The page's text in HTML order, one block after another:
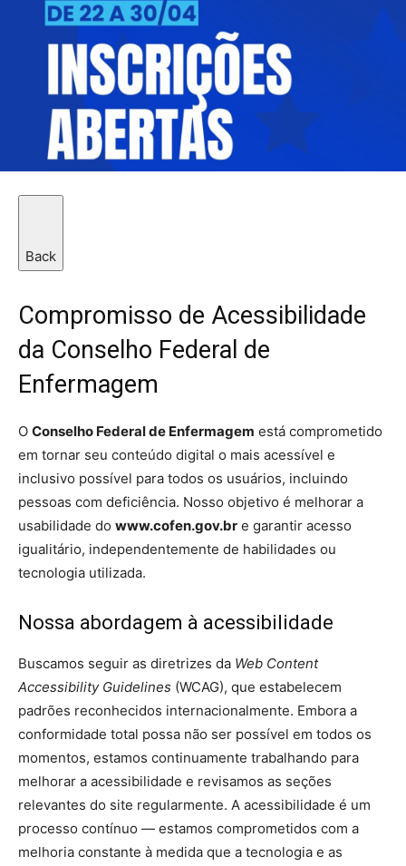
Back
Compromisso de Acessibilidade
da Conselho Federal de
Enfermagem
O Conselho Federal de Enfermagem está comprometido
em tornar seu conteúdo digital o mais acessível e
inclusivo possível para todos os usuários, incluindo
pessoas com deficiência. Nosso objetivo é melhorar a
usabilidade do www.cofen.gov.br e garantir acesso
igualitário, independentemente de habilidades ou
tecnologia utilizada.
Nossa abordagem à acessibilidade
Buscamos seguir as diretrizes da Web Content
Accessibility Guidelines (WCAG), que estabelecem
padrões reconhecidos internacionalmente. Embora a
conformidade total possa não ser possível em todos os
momentos, estamos continuamente trabalhando para
melhorar a acessibilidade e revisamos as seções
relevantes do site regularmente. A acessibilidade é um
processo contínuo — estamos comprometidos com a
melhoria constante à medida que a tecnologia e as